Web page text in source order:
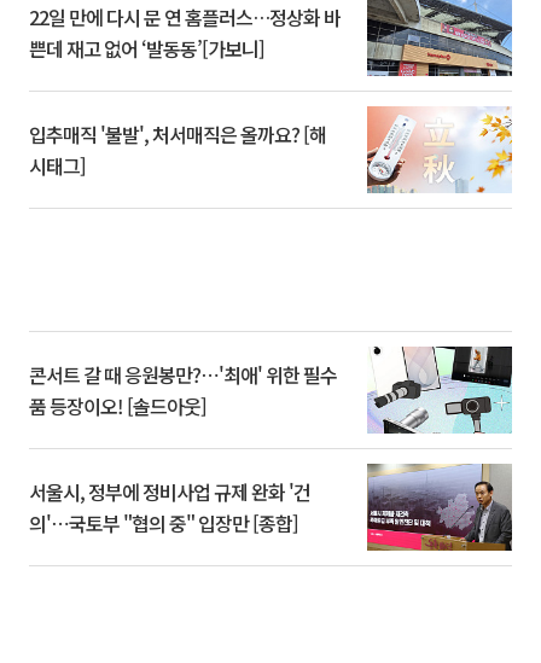
22일 만에 다시 문 연 홈플러스…정상화 바
쁜데 재고 없어 ‘발동동’[가보니]
입추매직 '불발', 처서매직은 올까요? [해
시태그]
콘서트 갈 때 응원봉만?⋯'최애' 위한 필수
품 등장이오! [솔드아웃]
서울시, 정부에 정비사업 규제 완화 '건
의'⋯국토부 "협의 중" 입장만 [종합]